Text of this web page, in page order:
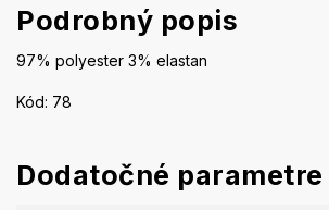
Podrobný popis
97% polyester 3% elastan
Kód: 78
Dodatočné parametre